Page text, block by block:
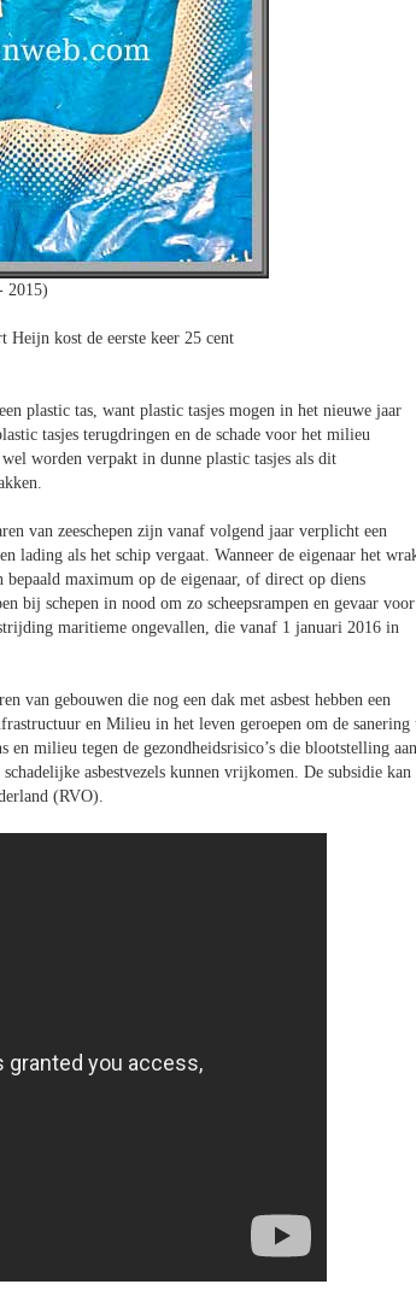
2015)
Heijn kost de eerste keer 25 cent
plastic tas, want plastic tasjes mogen in het nieuwe jaar
tasjes terugdringen en de schade voor het milieu
worden verpakt in dunne plastic tasjes als dit
van zeeschepen zijn vanaf volgend jaar verplicht een
lading als het schip vergaat. Wanneer de eigenaar het
maximum op de eigenaar, of direct op diens
bij schepen in nood om zo scheepsrampen en gevaar voor
maritieme ongevallen, die vanaf 1 januari 2016 in
van gebouwen die nog een dak met asbest hebben een
en Milieu in het leven geroepen om de sanering
milieu tegen de gezondheidsrisico’s die blootstelling aan
asbestvezels kunnen vrijkomen. De subsidie kan
(RVO).